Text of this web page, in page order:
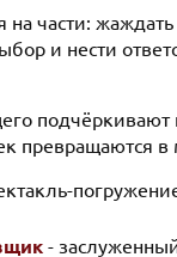
на части:
и нести
превращаются в
-